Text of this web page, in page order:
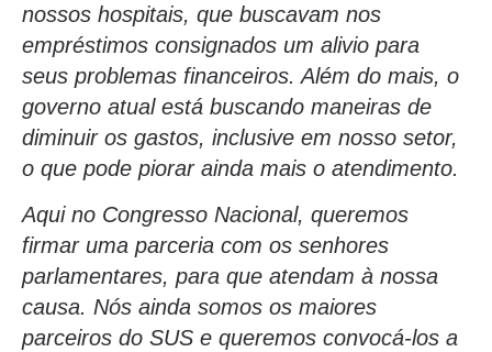
nossos hospitais, que buscavam nos
empréstimos consignados um alivio para
seus problemas financeiros. Além do mais, o
governo atual está buscando maneiras de
diminuir os gastos, inclusive em nosso setor,
o que pode piorar ainda mais o atendimento.
Aqui no Congresso Nacional, queremos
firmar uma parceria com os senhores
parlamentares, para que atendam à nossa
causa. Nós ainda somos os maiores
parceiros do SUS e queremos convocá-los a